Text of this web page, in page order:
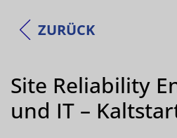
ZURÜCK
Site Reliability
und IT –